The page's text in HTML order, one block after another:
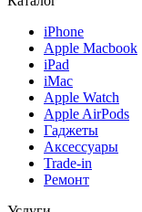
iPhone
Apple Macbook
iPad
iMac
Apple Watch
Apple AirPods
Гаджеты
Аксессуары
Trade-in
Ремонт